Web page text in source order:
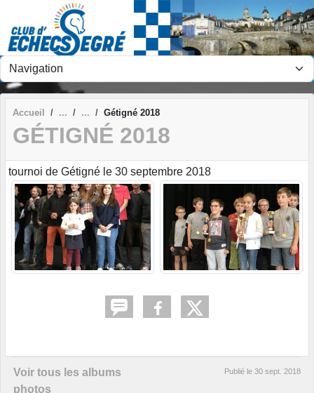
Accueil Gétigné 2018
GÉTIGNÉ 2018
tournoi de Gétigné le 30 septembre 2018
Voir tous les albums
photos
Publié le 30 sept. 2018
Panneau de gestion des cookies